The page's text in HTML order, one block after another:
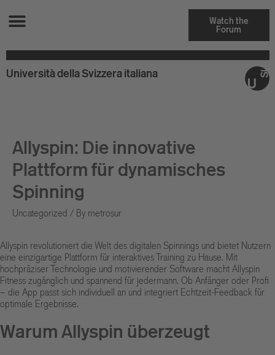
Watch the
Forum
Università della Svizzera italiana
Allyspin: Die innovative
Plattform für dynamisches
Spinning
Uncategorized / By metrosur
Allyspin revolutioniert die Welt des digitalen Spinnings und bietet Nutzern
eine einzigartige Plattform für interaktives Training zu Hause. Mit
hochpräziser Technologie und motivierender Software macht Allyspin
Fitness zugänglich und spannend für jedermann. Ob Anfänger oder Profi
– die App passt sich individuell an und integriert Echtzeit-Feedback für
optimale Ergebnisse.
Warum Allyspin überzeugt